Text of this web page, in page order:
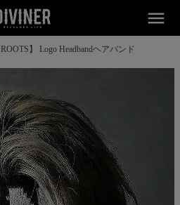
menu
ROOTS】 Logo Headbandヘアバンド